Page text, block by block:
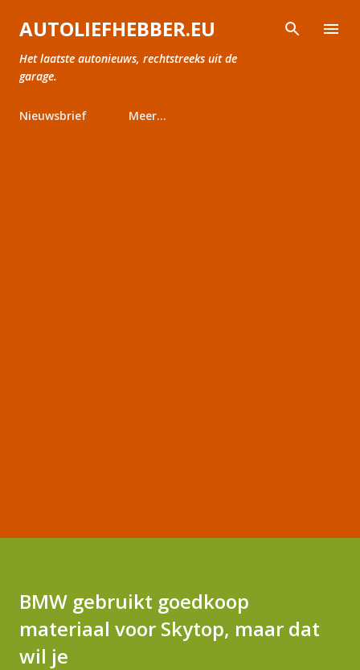
Doorgaan naar hoofdcontent
AUTOLIEFHEBBER.EU
Het laatste autonieuws, rechtstreeks uit de
garage.
Nieuwsbrief Meer…
BMW gebruikt goedkoop
materiaal voor Skytop, maar dat
wil je